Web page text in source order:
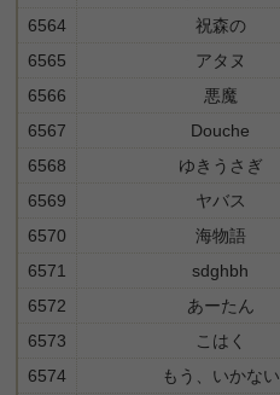
6564
祝森の
6565
アタヌ
6566
悪魔
6567
Douche
6568
ゆきうさぎ
6569
ヤバス
6570
海物語
6571
sdghbh
6572
あーたん
6573
こはく
6574
もう、いかない